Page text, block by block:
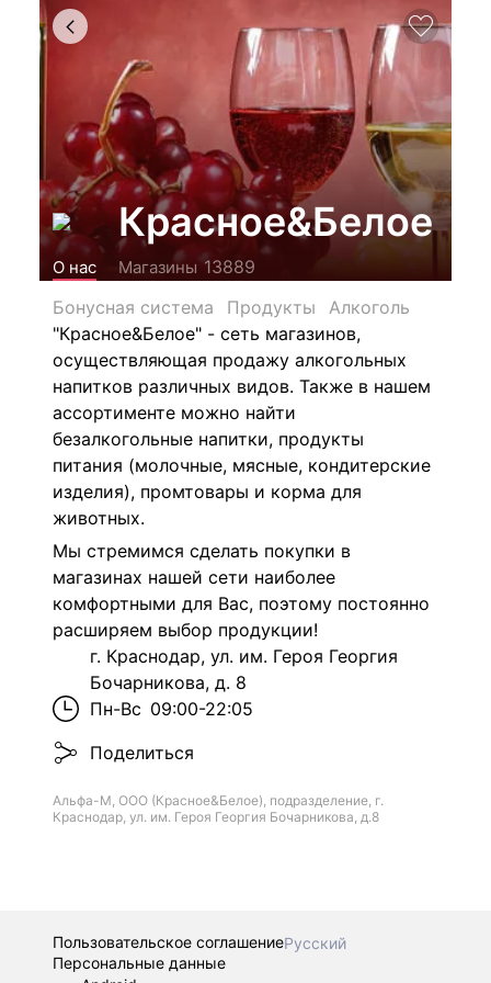
Красное&Белое
О нас Магазины 13889
Бонусная система
Продукты
Алкоголь
"Красное&Белое" - сеть магазинов,
осуществляющая продажу алкогольных
напитков различных видов. Также в нашем
ассортименте можно найти
безалкогольные напитки, продукты
питания (молочные, мясные, кондитерские
изделия), промтовары и корма для
животных.
Мы стремимся сделать покупки в
магазинах нашей сети наиболее
комфортными для Вас, поэтому постоянно
расширяем выбор продукции!
г. Краснодар, ул. им. Героя Георгия
Бочарникова, д. 8
Пн-Вс 09:00-22:05
Поделиться
Альфа-М, ООО (Красное&Белое), подразделение, г.
Краснодар, ул. им. Героя Георгия Бочарникова, д.8
Пользовательское соглашениеРусский
Персональные данные